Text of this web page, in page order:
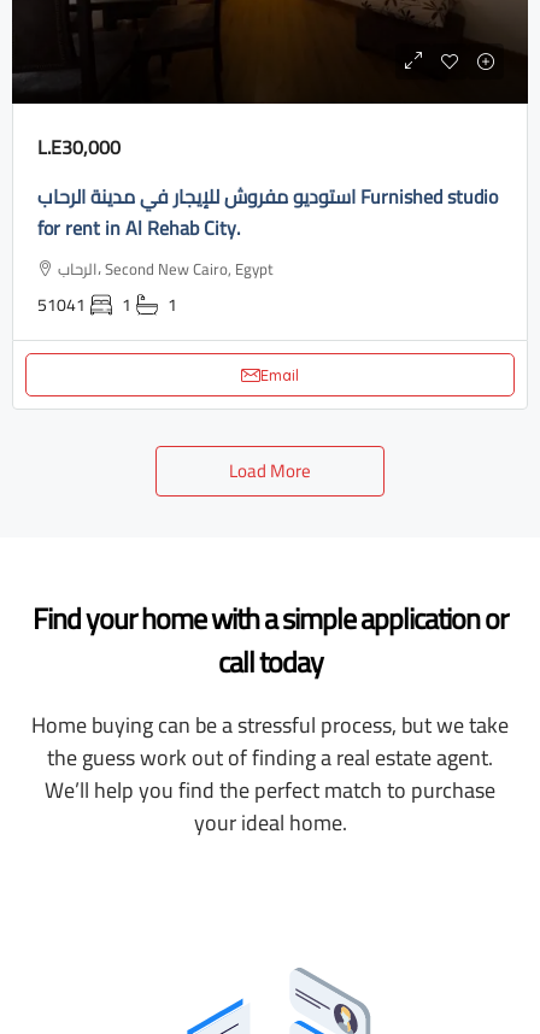
L.E30,000
استوديو مفروش للإيجار في مدينة الرحاب Furnished studio
for rent in Al Rehab City.
الرحاب، Second New Cairo, Egypt
51041 1 1
Email
Load More
Find your home with a simple application or
call today
Home buying can be a stressful process, but we take
the guess work out of finding a real estate agent.
We’ll help you find the perfect match to purchase
your ideal home.